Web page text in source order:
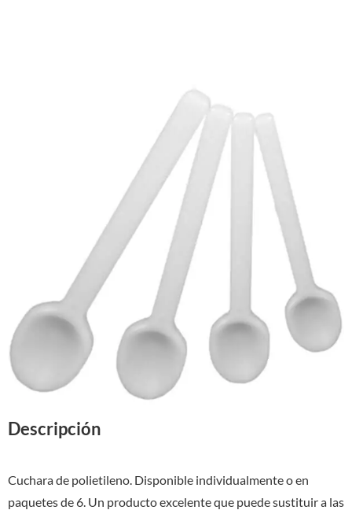
Descripción
Cuchara de polietileno. Disponible individualmente o en
paquetes de 6. Un producto excelente que puede sustituir a las